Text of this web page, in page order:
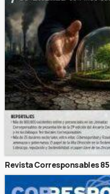
Revista Corresponsables 85